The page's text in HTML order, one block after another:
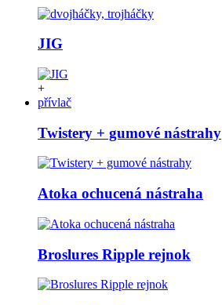
JIG
+
přívlač
Twistery + gumové nástrahy
Atoka ochucená nástraha
Broslures Ripple rejnok